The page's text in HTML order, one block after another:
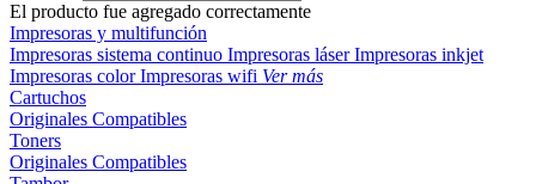
El producto fue agregado correctamente
Impresoras y multifunción
Impresoras sistema continuo Impresoras láserImpresoras inkjet
Impresoras colorImpresoras wifi Ver más
Cartuchos
Originales Compatibles
Toners
Originales Compatibles